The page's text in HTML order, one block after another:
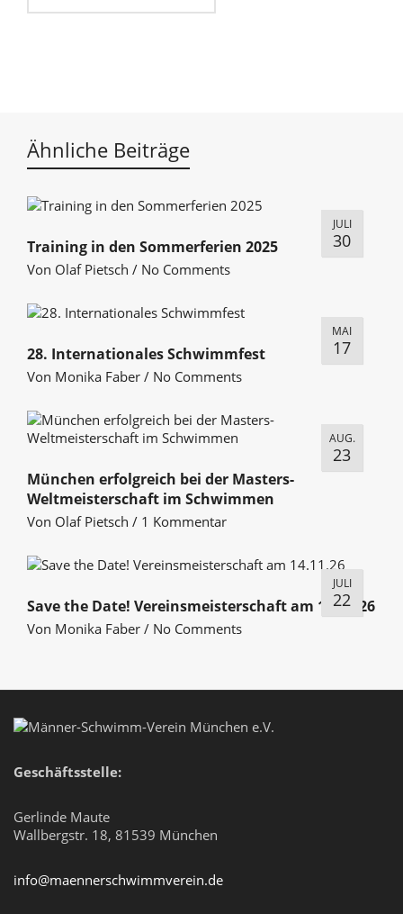
Ähnliche Beiträge
JULI
30
Training in den Sommerferien 2025
Von Olaf Pietsch / No Comments
MAI
17
28. Internationales Schwimmfest
Von Monika Faber / No Comments
AUG.
23
München erfolgreich bei der Masters-
Weltmeisterschaft im Schwimmen
Von Olaf Pietsch / 1 Kommentar
JULI
22
Save the Date! Vereinsmeisterschaft am 14.11.26
Von Monika Faber / No Comments
Geschäftsstelle:
Gerlinde Maute
Wallbergstr. 18, 81539 München
info@maennerschwimmverein.de